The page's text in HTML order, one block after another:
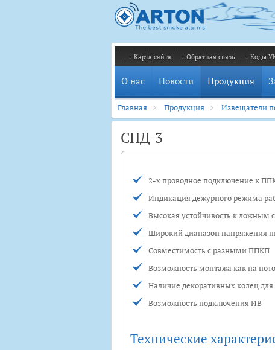
Карта сайта Обратная связь Коды
О нас Новости Продукция
Главная Продукция Извещатели
СПД-3
2-х проводное подключение к
Индикация дежурного режима
Высокая устойчивость к ложным
Широкий диапазон напряжения
Совместимость с разными ППКП
Возможность монтажа как на
Наличие декоративных колец
Возможность подключения ИВ
Технические